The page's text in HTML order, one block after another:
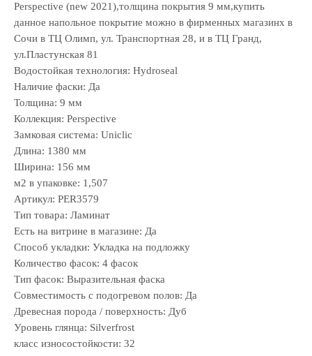
Perspective (new 2021),толщина покрытия 9 мм,купить
данное напольное покрытие можно в фирменных магазинх в
Сочи в ТЦ Олимп, ул. Транспортная 28, и в ТЦ Гранд,
ул.Пластунская 81
Водостойкая технология: Hydroseal
Наличие фаски: Да
Толщина: 9 мм
Коллекция: Perspective
Замковая система: Uniclic
Длина: 1380 мм
Ширина: 156 мм
м2 в упаковке: 1,507
Артикул: PER3579
Тип товара: Ламинат
Есть на витрине в магазине: Да
Способ укладки: Укладка на подложку
Количество фасок: 4 фасок
Тип фасок: Выразительная фаска
Совместимость с подогревом полов: Да
Древесная порода / поверхность: Дуб
Уровень глянца: Silverfrost
класс износостойкости: 32